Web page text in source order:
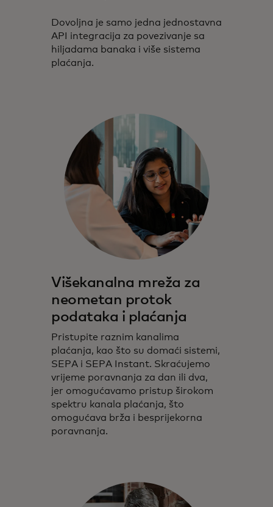
Dovoljna je samo jedna jednostavna
API integracija za povezivanje sa
hiljadama banaka i više sistema
plaćanja.
Višekanalna mreža za
neometan protok
podataka i plaćanja
Pristupite raznim kanalima
plaćanja, kao što su domaći sistemi,
SEPA i SEPA Instant. Skraćujemo
vrijeme poravnanja za dan ili dva,
jer omogućavamo pristup širokom
spektru kanala plaćanja, što
omogućava brža i besprijekorna
poravnanja.